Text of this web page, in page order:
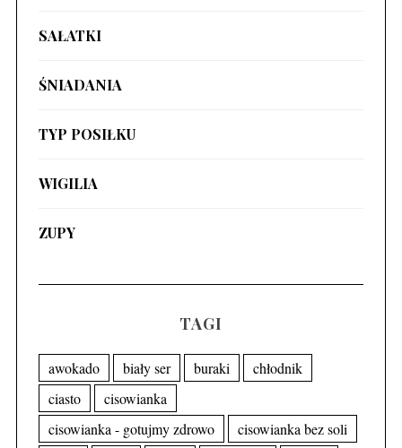
SAŁATKI
ŚNIADANIA
TYP POSIŁKU
WIGILIA
ZUPY
TAGI
awokado biały ser buraki
chłodnik
ciasto
cisowianka
cisowianka - gotujmy zdrowo
cisowianka bez soli